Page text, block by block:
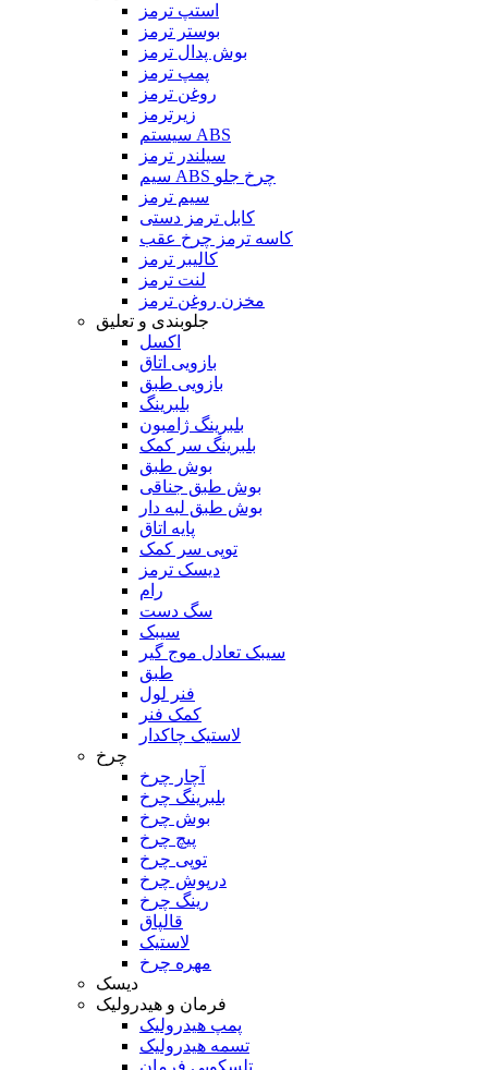
استپ ترمز
بوستر ترمز
بوش پدال ترمز
پمپ ترمز
روغن ترمز
زیرترمز
سیستم ABS
سیلندر ترمز
سیم ABS چرخ جلو
سیم ترمز
کابل ترمز دستی
کاسه ترمز چرخ عقب
کالیبر ترمز
لنت ترمز
مخزن روغن ترمز
جلوبندی و تعلیق
اکسل
بازویی اتاق
بازویی طبق
بلبرینگ
بلبرینگ ژامبون
بلبرینگ سر کمک
بوش طبق
بوش طبق جناقی
بوش طبق لبه دار
پایه اتاق
توپی سر کمک
دیسک ترمز
رام
سگ دست
سیبک
سیبک تعادل موج گیر
طبق
فنر لول
کمک فنر
لاستیک چاکدار
چرخ
آچار چرخ
بلبرینگ چرخ
بوش چرخ
پیچ چرخ
توپی چرخ
درپوش چرخ
رینگ چرخ
قالپاق
لاستیک
مهره چرخ
دیسک
فرمان و هیدرولیک
پمپ هیدرولیک
تسمه هیدرولیک
تلسکوپی فرمان